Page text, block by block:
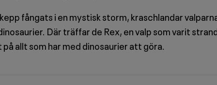
fångats i en mystisk storm, kraschlandar
Där träffar de Rex, en valp som varit
allt som har med dinosaurier att göra.